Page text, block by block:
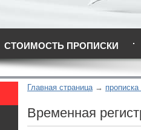
СТОИМОСТЬ ПРОПИСКИ
Главная страница
Временная